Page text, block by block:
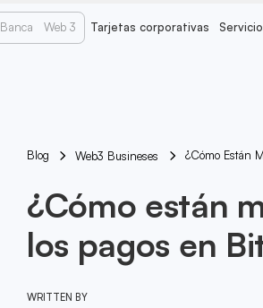
Banca Web 3 Tarjetas corporativas
Blog Web3 Busineses ¿Cómo Están
¿Cómo están
los pagos en
WRITTEN BY